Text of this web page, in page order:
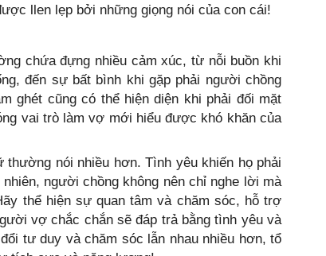
llen lẹp bởi những giọng nói của con cái!
chứa đựng nhiều cảm xúc, từ nỗi buồn khi
đến sự bất bình khi gặp phải người chồng
ghét cũng có thể hiện diện khi phải đối mặt
vai trò làm vợ mới hiểu được khó khăn của
nói nhiều hơn. Tình yêu khiến họ phải
người chồng không nên chỉ nghe lời mà
thể hiện sự quan tâm và chăm sóc, hỗ trợ
vợ chắc chắn sẽ đáp trả bằng tình yêu và
tư duy và chăm sóc lẫn nhau nhiều hơn, tổ